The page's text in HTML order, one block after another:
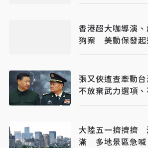
香港超大咖導演
狗案 美動保發起
大」立法
張又俠遭查牽動
不放棄武力選項
間
大陸五一擠擠擠
滿 多地景區急喊